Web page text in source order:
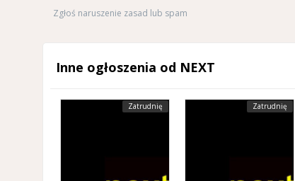
Zgłoś naruszenie zasad lub spam
Inne ogłoszenia od NEXT
Zatrudnię Zatrudnię